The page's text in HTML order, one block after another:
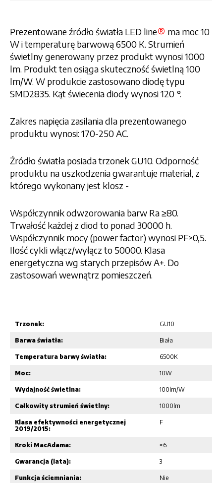
Prezentowane źródło światła LED line® ma moc 10
W i temperaturę barwową 6500 K. Strumień
świetlny generowany przez produkt wynosi 1000
lm. Produkt ten osiąga skuteczność świetlną 100
lm/W. W produkcie zastosowano diodę typu
SMD2835. Kąt świecenia diody wynosi 120 °.
Zakres napięcia zasilania dla prezentowanego
produktu wynosi: 170-250 AC.
Źródło światła posiada trzonek GU10. Odporność
produktu na uszkodzenia gwarantuje materiał, z
którego wykonany jest klosz -
Współczynnik odwzorowania barw Ra ≥80.
Trwałość każdej z diod to ponad 30000 h.
Współczynnik mocy (power factor) wynosi PF>0,5.
Ilość cykli włącz/wyłącz to 50000. Klasa
energetyczna wg starych przepisów A+. Do
zastosowań wewnątrz pomieszczeń.
Trzonek: GU10
Barwa światła: Biała
Temperatura barwy światła: 6500K
Moc: 10W
Wydajność świetlna: 100lm/W
Całkowity strumień świetlny: 1000lm
Klasa efektywności energetycznej
2019/2015:
F
Kroki MacAdama: ≤6
Gwarancja (lata): 3
Funkcja ściemniania: Nie